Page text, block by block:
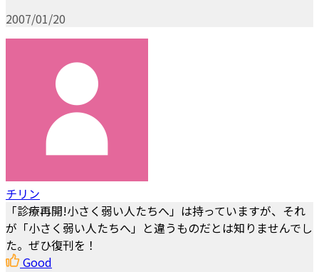
2007/01/20
チリン
「診療再開!小さく弱い人たちへ」は持っていますが、それ
が「小さく弱い人たちへ」と違うものだとは知りませんでし
た。ぜひ復刊を！
Good